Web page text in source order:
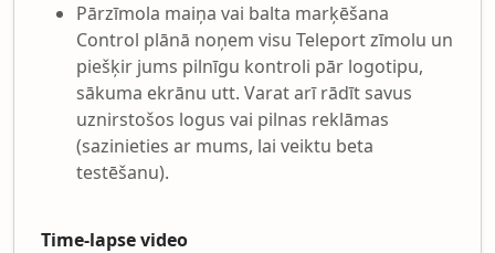
Pārzīmola maiņa vai balta marķēšana
Control plānā noņem visu Teleport zīmolu un
piešķir jums pilnīgu kontroli pār logotipu,
sākuma ekrānu utt. Varat arī rādīt savus
uznirstošos logus vai pilnas reklāmas
(sazinieties ar mums, lai veiktu beta
testēšanu).
Time-lapse video